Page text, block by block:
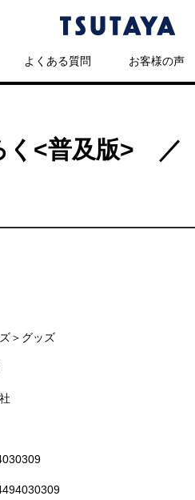
よくある質問 お客様の声
く<普及版>
＞グッズ